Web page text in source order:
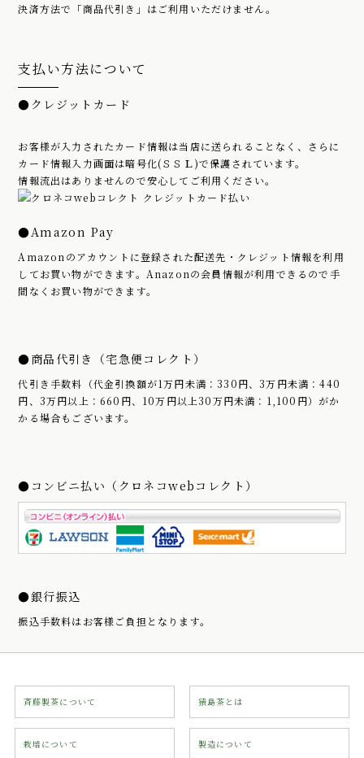
決済方法で「商品代引き」はご利用いただけません。
支払い方法について
●クレジットカード
お客様が入力されたカード情報は当店に送られることなく、さらに
カード情報入力画面は暗号化(ＳＳＬ)で保護されています。
情報流出はありませんので安心してご利用ください。
●Amazon Pay
Amazonのアカウントに登録された配送先・クレジット情報を利用
してお買い物ができます。Anazonの会員情報が利用できるので手
間なくお買い物ができます。
●商品代引き（宅急便コレクト）
代引き手数料（代金引換額が1万円未満：330円、3万円未満：440
円、3万円以上：660円、10万円以上30万円未満：1,100円）がか
かる場合もございます。
●コンビニ払い（クロネコwebコレクト）
●銀行振込
振込手数料はお客様ご負担となります。
斉藤製茶について 猿島茶とは
栽培について 製造について